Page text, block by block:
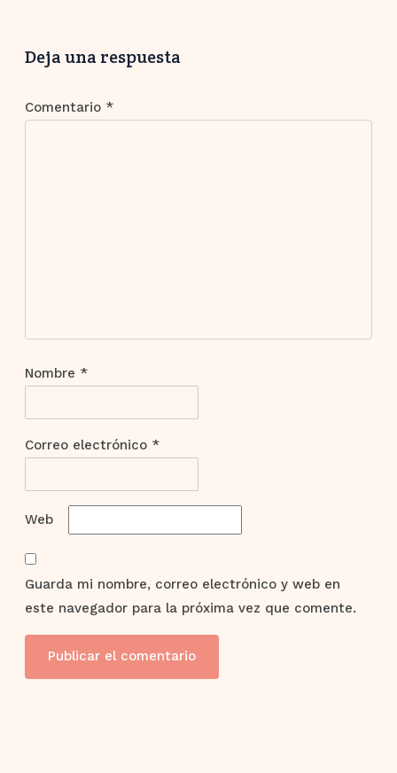
Deja una respuesta
Comentario *
Nombre *
Correo electrónico *
Web
Guarda mi nombre, correo electrónico y web en
este navegador para la próxima vez que comente.